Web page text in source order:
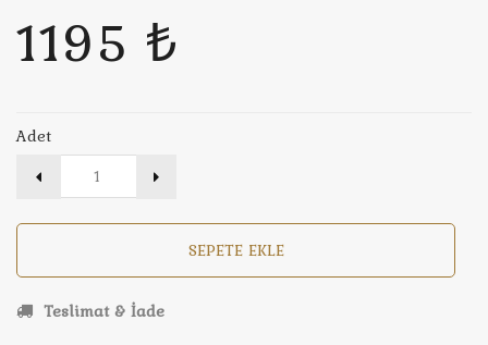
1195 ₺
Adet
SEPETE EKLE
Teslimat & İade